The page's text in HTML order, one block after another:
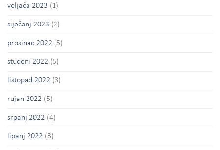
veljača 2023 (1)
siječanj 2023 (2)
prosinac 2022 (5)
studeni 2022 (5)
listopad 2022 (8)
rujan 2022 (5)
srpanj 2022 (4)
lipanj 2022 (3)